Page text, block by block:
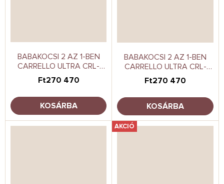
BABAKOCSI 2 AZ 1-BEN
CARRELLO ULTRA CRL-
6527 ICE GREY
Ft270 470
KOSÁRBA
BABAKOCSI 2 AZ 1-BEN
CARRELLO ULTRA CRL-
6527 SOFT BEIGE
Ft270 470
KOSÁRBA
AKCIÓ